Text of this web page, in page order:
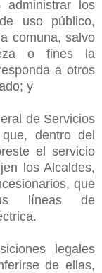
administrar los
uso público,
comuna, salvo
o fines la
a otros
y
de Servicios
dentro del
el servicio
los Alcaldes,
que
líneas de
legales
de ellas,